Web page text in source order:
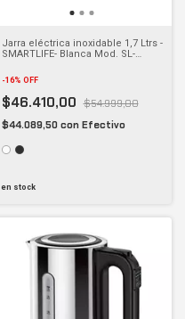
Jarra eléctrica inoxidable 1,7 Ltrs -
SMARTLIFE- Blanca Mod. SL-
-16% OFF
$46.410,00
$54.999,00
$44.089,50 con Efectivo
en stock